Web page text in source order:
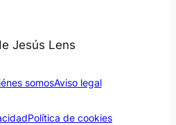
Jesús Lens
somosAviso legal
Política de cookies